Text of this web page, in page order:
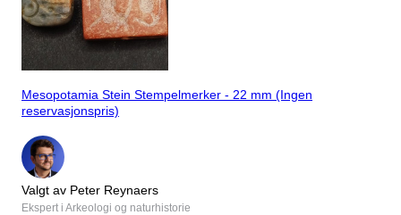
Mesopotamia Stein Stempelmerker - 22 mm (Ingen
reservasjonspris)
Valgt av Peter Reynaers
Ekspert i Arkeologi og naturhistorie